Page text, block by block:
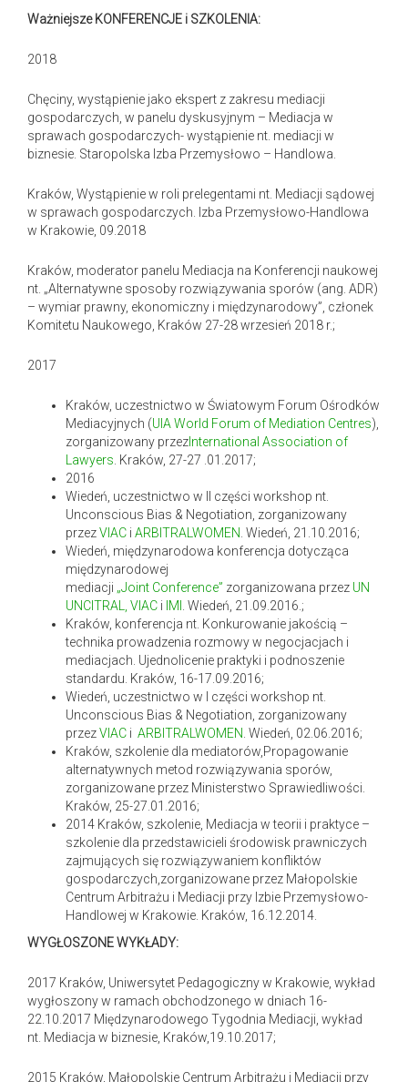
Ważniejsze KONFERENCJE i SZKOLENIA:
2018
Chęciny, wystąpienie jako ekspert z zakresu mediacji
gospodarczych, w panelu dyskusyjnym – Mediacja w
sprawach gospodarczych- wystąpienie nt. mediacji w
biznesie. Staropolska Izba Przemysłowo – Handlowa.
Kraków, Wystąpienie w roli prelegentami nt. Mediacji sądowej
w sprawach gospodarczych. Izba Przemysłowo-Handlowa
w Krakowie, 09.2018
Kraków, moderator panelu Mediacja na Konferencji naukowej
nt. „Alternatywne sposoby rozwiązywania sporów (ang. ADR)
– wymiar prawny, ekonomiczny i międzynarodowy”, członek
Komitetu Naukowego, Kraków 27-28 wrzesień 2018 r.;
2017
Kraków, uczestnictwo w Światowym Forum Ośrodków
Mediacyjnych (UIA World Forum of Mediation Centres),
zorganizowany przez International Association of
Lawyers . Kraków, 27-27 .01.2017;
2016
Wiedeń, uczestnictwo w II części workshop nt.
Unconscious Bias & Negotiation, zorganizowany
przezVIAC i ARBITRALWOMEN . Wiedeń, 21.10.2016;
Wiedeń, międzynarodowa konferencja dotycząca
międzynarodowej
mediacji „Joint Conference” zorganizowana przez UN
UNCITRAL,
VIAC i IMI
. Wiedeń, 21.09.2016.;
Kraków, konferencja nt. Konkurowanie jakością –
technika prowadzenia rozmowy w negocjacjach i
mediacjach. Ujednolicenie praktyki i podnoszenie
standardu. Kraków, 16-17.09.2016;
Wiedeń, uczestnictwo w I części workshop nt.
Unconscious Bias & Negotiation, zorganizowany
przezVIAC i ARBITRALWOMEN . Wiedeń, 02.06.2016;
Kraków, szkolenie dla mediatorów,Propagowanie
alternatywnych metod rozwiązywania sporów,
zorganizowane przez Ministerstwo Sprawiedliwości.
Kraków, 25-27.01.2016;
2014 Kraków, szkolenie, Mediacja w teorii i praktyce –
szkolenie dla przedstawicieli środowisk prawniczych
zajmujących się rozwiązywaniem konfliktów
gospodarczych,zorganizowane przez Małopolskie
Centrum Arbitrażu i Mediacji przy Izbie Przemysłowo-
Handlowej w Krakowie. Kraków, 16.12.2014.
WYGŁOSZONE WYKŁADY:
2017 Kraków, Uniwersytet Pedagogiczny w Krakowie, wykład
wygłoszony w ramach obchodzonego w dniach 16-
22.10.2017 Międzynarodowego Tygodnia Mediacji, wykład
nt. Mediacja w biznesie, Kraków,19.10.2017;
2015 Kraków, Małopolskie Centrum Arbitrażu i Mediacji przy